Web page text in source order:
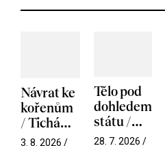
Návrat ke
kořenům
/ Tichá
přítelkyně
3. 8. 2026 /
Tělo pod
dohledem
státu /
Pramen
28. 7. 2026 /